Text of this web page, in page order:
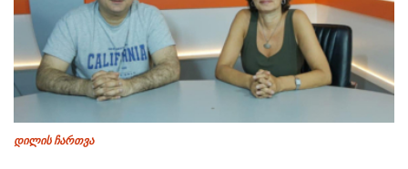
დილის ჩართვა